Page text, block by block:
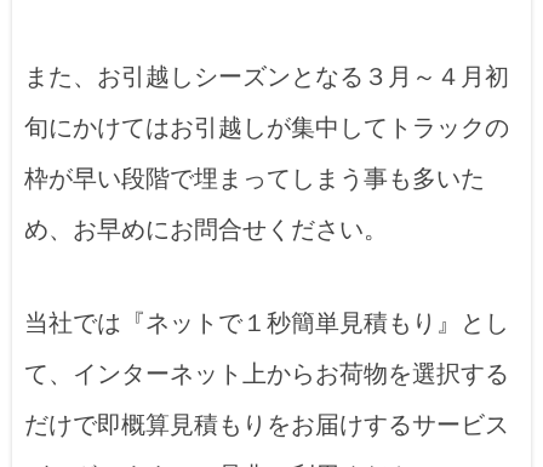
また、お引越しシーズンとなる３月～４月初
旬にかけてはお引越しが集中してトラックの
枠が早い段階で埋まってしまう事も多いた
め、お早めにお問合せください。
当社では『ネットで１秒簡単見積もり』とし
て、インターネット上からお荷物を選択する
だけで即概算見積もりをお届けするサービス